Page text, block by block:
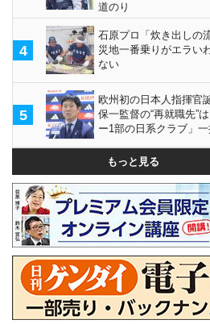
道のり
4
石原プロ「炊き出しの
災地一番乗りがエラい
ない
5
欧州初の日本人指揮官
保一監督の“再就職先”
ー1部の日系クラブ」
もっと見る